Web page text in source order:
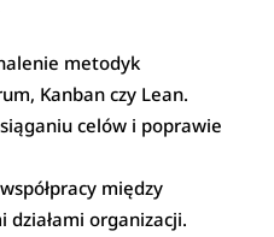
metodyk
Kanban czy Lean.
celów i poprawie
między
działami organizacji.